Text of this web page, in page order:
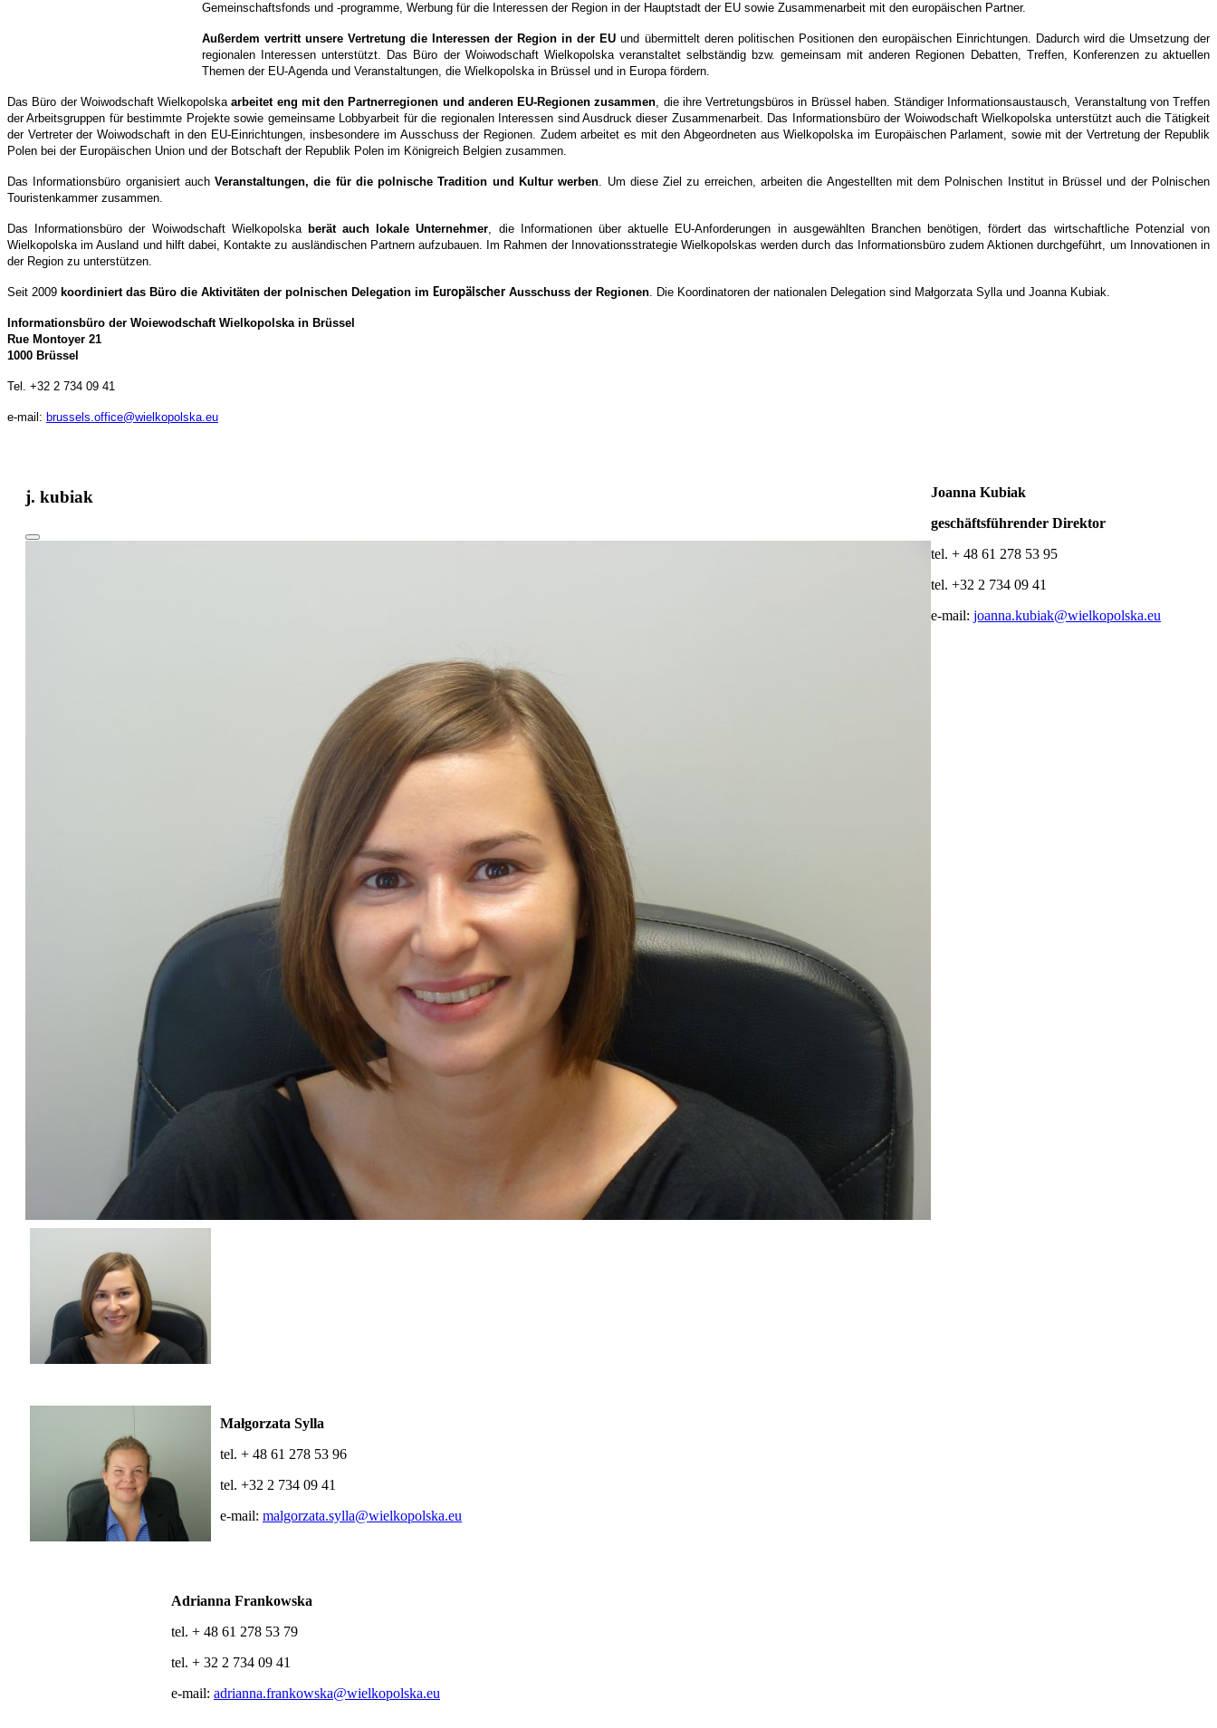
Gemeinschaftsfonds und -programme, Werbung für die Interessen der Region in der Hauptstadt der EU sowie Zusammenarbeit mit den europäischen Partner.
Außerdem vertritt unsere Vertretung die Interessen der Region in der EU und übermittelt deren politischen Positionen den europäischen Einrichtungen. Dadurch wird die Umsetzung der
regionalen Interessen unterstützt. Das Büro der Woiwodschaft Wielkopolska veranstaltet selbständig bzw. gemeinsam mit anderen Regionen Debatten, Treffen, Konferenzen zu aktuellen
Themen der EU-Agenda und Veranstaltungen, die Wielkopolska in Brüssel und in Europa fördern.
Das Büro der Woiwodschaft Wielkopolskaarbeitet eng mit den Partnerregionen und anderen EU-Regionen zusammen, die ihre Vertretungsbüros in Brüssel haben. Ständiger Informationsaustausch, Veranstaltung von Treffen
der Arbeitsgruppen für bestimmte Projekte sowie gemeinsame Lobbyarbeit für die regionalen Interessen sind Ausdruck dieser Zusammenarbeit. Das Informationsbüro der Woiwodschaft Wielkopolska unterstützt auch die Tätigkeit
der Vertreter der Woiwodschaft in den EU-Einrichtungen, insbesondere im Ausschuss der Regionen. Zudem arbeitet es mit den Abgeordneten aus Wielkopolska im Europäischen Parlament, sowie mit der Vertretung der Republik
Polen bei der Europäischen Union und der Botschaft der Republik Polen im Königreich Belgien zusammen.
Das Informationsbüro organisiert auchVeranstaltungen, die für die polnische Tradition und Kultur werben. Um diese Ziel zu erreichen, arbeiten die Angestellten mit dem Polnischen Institut in Brüssel und der Polnischen
Touristenkammer zusammen.
Das Informationsbüro der Woiwodschaft Wielkopolska berät auch lokale Unternehmer, die Informationen über aktuelle EU-Anforderungen in ausgewählten Branchen benötigen, fördert das wirtschaftliche Potenzial von
Wielkopolska im Ausland und hilft dabei, Kontakte zu ausländischen Partnern aufzubauen. Im Rahmen der Innovationsstrategie Wielkopolskas werden durch das Informationsbüro zudem Aktionen durchgeführt, um Innovationen in
der Region zu unterstützen.
Seit 2009 koordiniert das Büro die Aktivitäten der polnischen Delegation im Europäischer Ausschuss der Regionen. Die Koordinatoren der nationalen Delegation sind Małgorzata Sylla und Joanna Kubiak.
Informationsbüro der Woiewodschaft Wielkopolska in Brüssel
Rue Montoyer 21
1000 Brüssel
Tel. +32 2 734 09 41
e-mail: brussels.office@wielkopolska.eu
j. kubiak
Joanna Kubiak
geschäftsführender Direktor
tel. + 48 61 278 53 95
tel. +32 2 734 09 41
e-mail: joanna.kubiak@wielkopolska.eu
Małgorzata Sylla
tel. + 48 61 278 53 96
tel. +32 2 734 09 41
e-mail: malgorzata.sylla@wielkopolska.eu
Adrianna Frankowska
tel. + 48 61 278 53 79
tel. + 32 2 734 09 41
e-mail: adrianna.frankowska@wielkopolska.eu